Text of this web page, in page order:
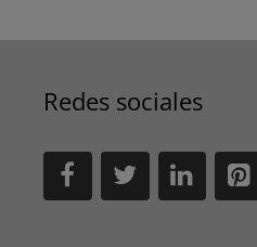
Redes sociales